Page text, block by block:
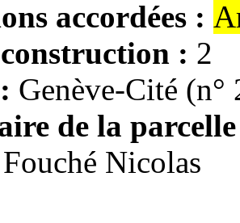
accordées :
: 2
Genève-Cité (n°
de la
Nicolas